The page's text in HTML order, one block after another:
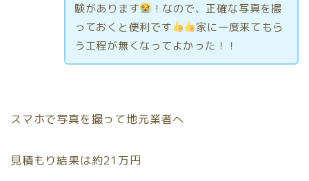
験があります
！なので、正確な写真を撮
っておくと便利です
家に一度来てもら
う工程が無くなってよかった！！
スマホで写真を撮って地元業者へ
見積もり結果は約21万円